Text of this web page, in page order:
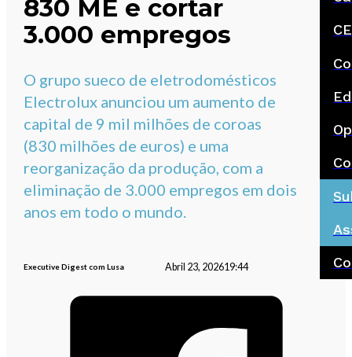
830 ME e cortar
3.000 empregos
O grupo sueco de eletrodomésticos
Electrolux anunciou um aumento de
capital de 9 mil milhões de coroas
(830 milhões de euros) e uma
reorganização da produção, com a
eliminação de 3.000 empregos em dois
anos em todo o mundo.
Executive Digest com Lusa Abril 23, 202619:44